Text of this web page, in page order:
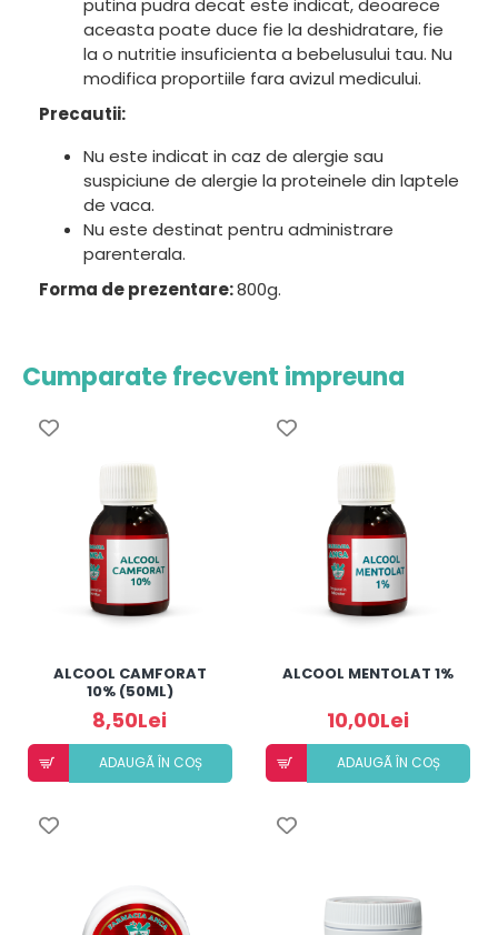
putina pudra decat este indicat, deoarece
aceasta poate duce fie la deshidratare, fie
la o nutritie insuficienta a bebelusului tau. Nu
modifica proportiile fara avizul medicului.
Precautii:
Nu este indicat in caz de alergie sau
suspiciune de alergie la proteinele din laptele
de vaca.
Nu este destinat pentru administrare
parenterala.
Forma de prezentare:800g.
Cumparate frecvent impreuna
ALCOOL CAMFORAT
10% (50ML)
8,50Lei
ADAUGÃ ÎN COȘ
ALCOOL MENTOLAT 1%
10,00Lei
ADAUGÃ ÎN COȘ